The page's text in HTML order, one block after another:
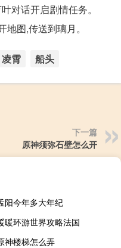
对话开启剧情任务。
图,传送到璃月。
凌霄 船头
下一篇
原神须弥石壁怎么开
阳今年多大年纪
暖环游世界攻略法国
神楼梯怎么弄